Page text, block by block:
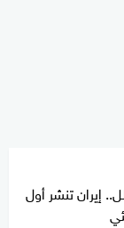
إيران تنشر أول